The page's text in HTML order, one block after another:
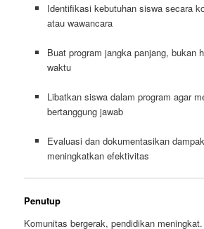
Identifikasi kebutuhan siswa secara
atau wawancara
Buat program jangka panjang, bukan
waktu
Libatkan siswa dalam program agar
bertanggung jawab
Evaluasi dan dokumentasikan
meningkatkan efektivitas
Penutup
Komunitas bergerak, pendidikan